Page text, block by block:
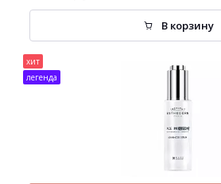
В корзину
хит
легенда